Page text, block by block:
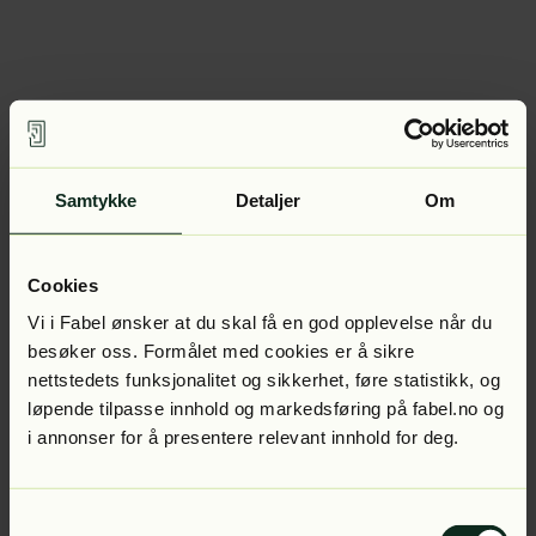
Samtykke Detaljer Om
Cookies
Vi i Fabel ønsker at du skal få en god opplevelse når du
besøker oss. Formålet med cookies er å sikre
nettstedets funksjonalitet og sikkerhet, føre statistikk, og
løpende tilpasse innhold og markedsføring på fabel.no og
i annonser for å presentere relevant innhold for deg.